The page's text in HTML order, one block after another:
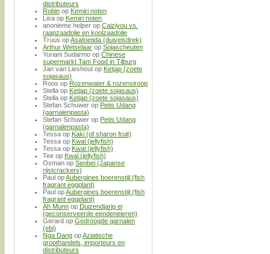
distributeurs
Robin op Kemiri noten
Lisa op Kemiri noten
anonieme helper op Caiziyou vs.
raapzaadolie en koolzaadolie
Truus opAsafoetida (duivelsdrek)
Arthur Wetselaar op Sojascheuten
Yuriani Sudarmo op Chinese
supermarkt Tam Food in Tilburg
Jan van Lieshout op Ketjap (zoete
sojasaus)
Roos op Rozenwater & rozensiroop
Stella op Ketjap (zoete sojasaus)
Stella op Ketjap (zoete sojasaus)
Stefan Schuwer op Petis Udang
(garnalenpasta)
Stefan Schuwer op Petis Udang
(garnalenpasta)
Tessa op Kaki (of sharon fruit)
Tessa op Kwal (jellyfish)
Tessa op Kwal (jellyfish)
Tee op Kwal (jellyfish)
Osman op Senbei (Japanse
rijstcrackers)
Paul opAubergines boerenstijl (fish
fragrant eggplant)
Paul opAubergines boerenstijl (fish
fragrant eggplant)
Ah Munn op Duizendjarig ei
(geconserveerde eendeneieren)
Gerard op Gedroogde garnalen
(ebi)
Nga Dang opAziatische
groothandels, importeurs en
distributeurs